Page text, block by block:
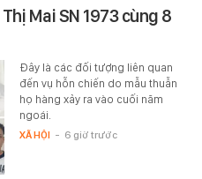
Mai SN 1973 cùng 8
Đây là các đối tượng liên quan
đến vụ hỗn chiến do mẫu thuẫn
họ hàng xảy ra vào cuối năm
ngoái.
XÃ HỘI - 6 giờ trước